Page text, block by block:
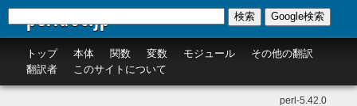
perldoc.jp
トップ 本体 関数 変数 モジュール
その他の翻訳
翻訳者
このサイトについて
検索 Google検索
perl-5.42.0